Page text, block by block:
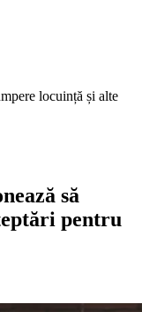
locuință și alte
să
pentru